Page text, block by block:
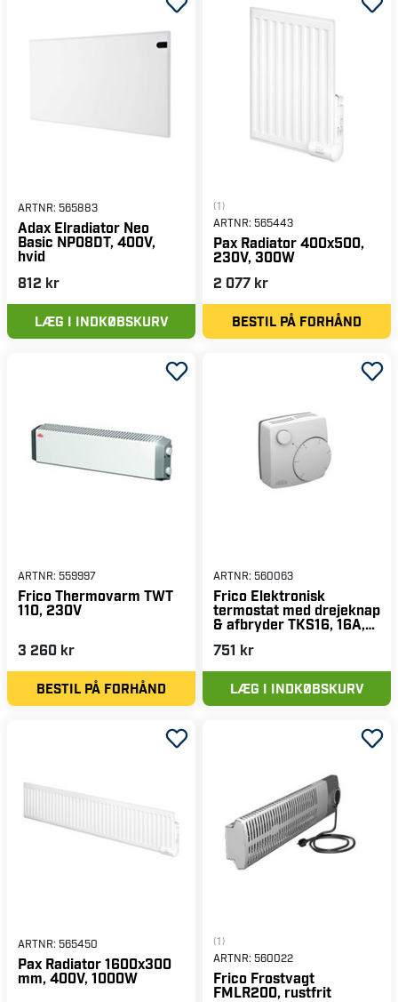
ARTNR: 565883
Adax Elradiator Neo
Basic NP08DT, 400V,
hvid
812 kr
LÆG I INDKØBSKURV
(1)
ARTNR: 565443
Pax Radiator 400x500,
230V, 300W
2 077 kr
BESTIL PÅ FORHÅND
ARTNR: 559997
Frico Thermovarm TWT
110, 230V
3 260 kr
BESTIL PÅ FORHÅND
ARTNR: 560063
Frico Elektronisk
termostat med drejeknap
& afbryder TKS16, 16A,
751 kr
LÆG I INDKØBSKURV
ARTNR: 565450
Pax Radiator 1600x300
mm, 400V, 1000W
(1)
ARTNR: 560022
Frico Frostvagt
FMLR200, rustfrit